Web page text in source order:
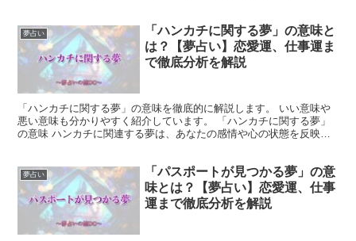
夢占い
「ハンカチに関する夢」の意味と
は？【夢占い】恋愛運、仕事運ま
で徹底分析を解説
「ハンカチに関する夢」の意味を徹底的に解説します。 いい意味や
悪い意味も分かりやすく紹介しています。 「ハンカチに関する夢」
の意味 ハンカチに関連する夢は、あなたの感情や心の状態を反映し
夢占い
「パスポートが見つかる夢」の意
味とは？【夢占い】恋愛運、仕事
運まで徹底分析を解説